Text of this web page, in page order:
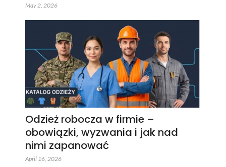
May 2, 2026
Odzież robocza w firmie –
obowiązki, wyzwania i jak nad
nimi zapanować
April 16, 2026